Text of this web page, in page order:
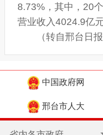
8.73%，其中，20
营业收入4024.9亿
（转自邢台日报
中国政府网
邢台市人大